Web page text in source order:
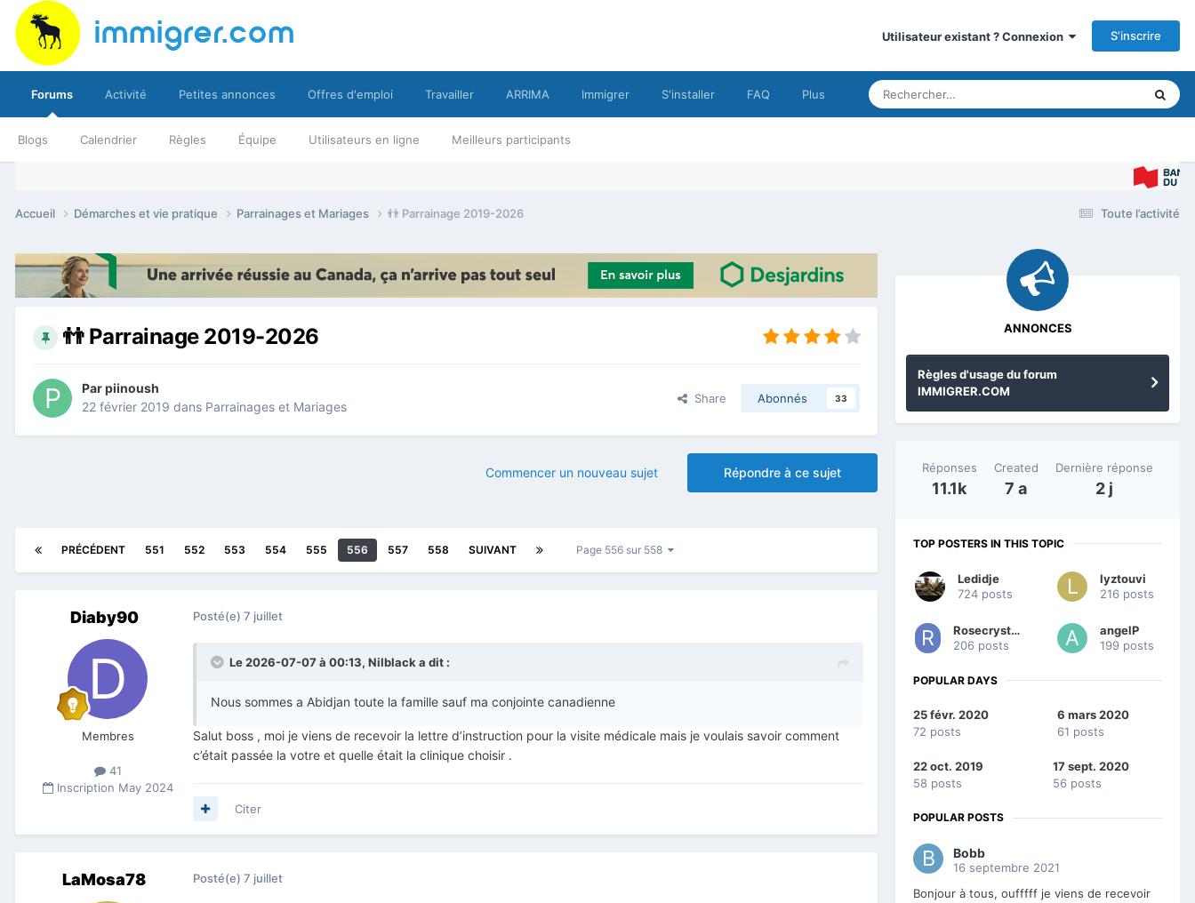
Utilisateur existant ? Connexion S’inscrire
Forums
Blogs Calendrier Règles Équipe Utilisateurs en ligne Meilleurs participants
Activité Petites annonces Offres d'emploi Travailler ARRIMA Immigrer S'installer FAQ Plus
Toute l’activité
Accueil Démarches et vie pratique Parrainages et Mariages 👬 Parrainage 2019-2026
👬 Parrainage 2019-2026
Parpiinoush
22 février 2019 dans Parrainages et Mariages
Share Abonnés 33
Répondre à ce sujet
Commencer un nouveau sujet
PRÉCÉDENT 551 552 553 554 555 556 557 558 SUIVANT Page 556 sur 558
Diaby90
Membres
41
Inscription May 2024
Posté(e) 7 juillet
Le 2026-07-07 à 00:13, Nilblack a dit :
Nous sommes a Abidjan toute la famille sauf ma conjointe canadienne
Salut boss , moi je viens de recevoir la lettre d’instruction pour la visite médicale mais je voulais savoir comment
c’était passée la votre et quelle était la clinique choisir .
Citer
LaMosa78 Posté(e) 7 juillet
ANNONCES
Règles d'usage du forum
IMMIGRER.COM
Réponses
11.1k
Created
7 a
Dernière réponse
2 j
TOP POSTERS IN THIS TOPIC
Ledidje
724 posts
lyztouvi
216 posts
Rosecrystalle
206 posts
angelP
199 posts
POPULAR DAYS
25 févr. 2020
72 posts
6 mars 2020
61 posts
22 oct. 2019
58 posts
17 sept. 2020
56 posts
POPULAR POSTS
Bobb
16 septembre 2021
Bonjour à tous, oufffff je viens de recevoir